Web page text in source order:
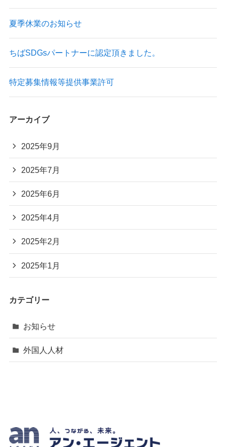
夏季休業のお知らせ
ちばSDGsパートナーに認定頂きました。
特定募集情報等提供事業許可
アーカイブ
2025年9月
2025年7月
2025年6月
2025年4月
2025年2月
2025年1月
カテゴリー
お知らせ
外国人人材